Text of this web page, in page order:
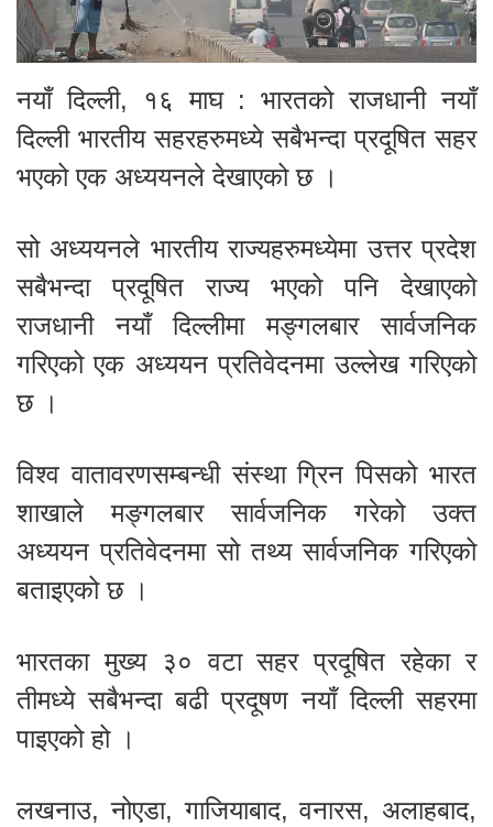
नयाँ दिल्ली, १६ माघ : भारतको राजधानी नयाँ
दिल्ली भारतीय सहरहरुमध्ये सबैभन्दा प्रदूषित सहर
भएको एक अध्ययनले देखाएको छ ।
सो अध्ययनले भारतीय राज्यहरुमध्येमा उत्तर प्रदेश
सबैभन्दा प्रदूषित राज्य भएको पनि देखाएको
राजधानी नयाँ दिल्लीमा मङ्गलबार सार्वजनिक
गरिएको एक अध्ययन प्रतिवेदनमा उल्लेख गरिएको
छ ।
विश्व वातावरणसम्बन्धी संस्था ग्रिन पिसको भारत
शाखाले मङ्गलबार सार्वजनिक गरेको उक्त
अध्ययन प्रतिवेदनमा सो तथ्य सार्वजनिक गरिएको
बताइएको छ ।
भारतका मुख्य ३० वटा सहर प्रदूषित रहेका र
तीमध्ये सबैभन्दा बढी प्रदूषण नयाँ दिल्ली सहरमा
पाइएको हो ।
लखनाउ, नोएडा, गाजियाबाद, वनारस, अलाहबाद,